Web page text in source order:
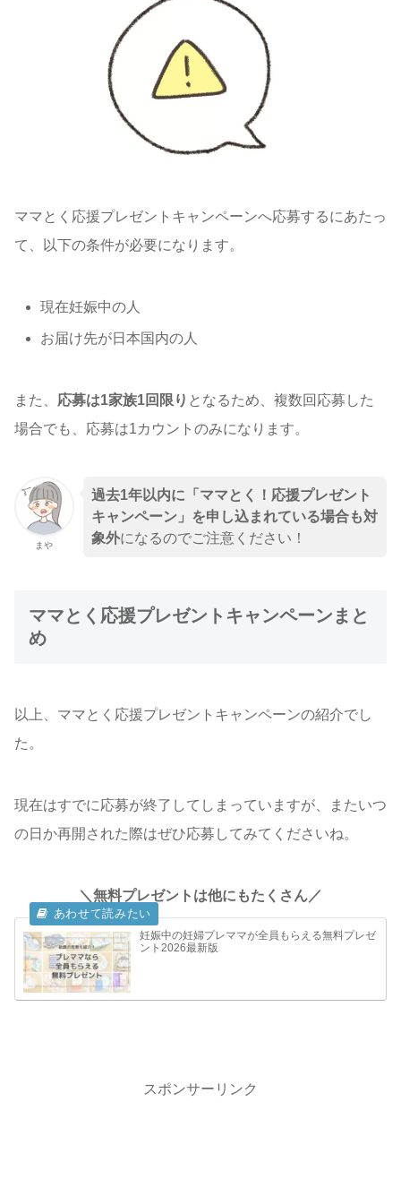
ママとく応援プレゼントキャンペーンへ応募するにあたっ
て、以下の条件が必要になります。
現在妊娠中の人
お届け先が日本国内の人
また、 応募は1家族1回限り となるため、複数回応募した
場合でも、応募は1カウントのみになります。
まや
過去1年以内に「ママとく！応援プレゼント
キャンペーン」を申し込まれている場合も対
象外になるのでご注意ください！
ママとく応援プレゼントキャンペーンまと
め
以上、ママとく応援プレゼントキャンペーンの紹介でし
た。
現在はすでに応募が終了してしまっていますが、またいつ
の日か再開された際はぜひ応募してみてくださいね。
＼無料プレゼントは他にもたくさん／
妊娠中の妊婦プレママが全員もらえる無料プレゼ
ント2026最新版
スポンサーリンク